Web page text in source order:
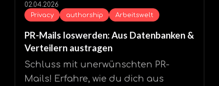
02.04.2026
Privacy
authorship Arbeitswelt
PR-Mails loswerden: Aus Datenbanken &
Verteilern austragen
Schluss mit unerwünschten PR-
Mails! Erfahre, wie du dich aus